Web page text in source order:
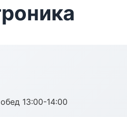
13:00-14:00